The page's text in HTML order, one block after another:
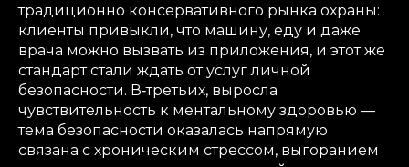
традиционно консервативного рынка охраны:
клиенты привыкли, что машину, еду и даже
врача можно вызвать из приложения, и этот же
стандарт стали ждать от услуг личной
безопасности. В‑третьих, выросла
чувствительность к ментальному здоровью —
тема безопасности оказалась напрямую
связана с хроническим стрессом, выгоранием